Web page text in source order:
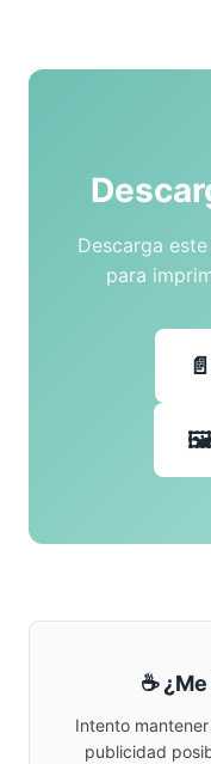
Descarga
para
☕
Intento
publicidad